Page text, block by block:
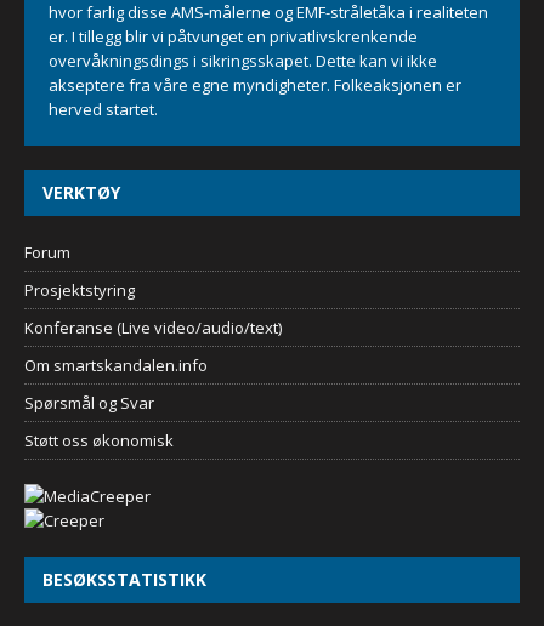
hvor farlig disse AMS-målerne og EMF-stråletåka i realiteten
er. I tillegg blir vi påtvunget en privatlivskrenkende
overvåkningsdings i sikringsskapet. Dette kan vi ikke
akseptere fra våre egne myndigheter. Folkeaksjonen er
herved startet.
VERKTØY
Forum
Prosjektstyring
Konferanse (Live video/audio/text)
Om smartskandalen.info
Spørsmål og Svar
Støtt oss økonomisk
BESØKSSTATISTIKK